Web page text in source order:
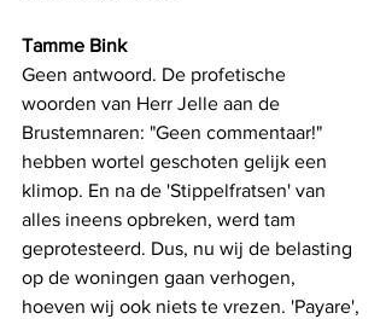
Tamme Bink
Geen antwoord. De profetische
woorden van Herr Jelle aan de
Brustemnaren: "Geen commentaar!"
hebben wortel geschoten gelijk een
klimop. En na de 'Stippelfratsen' van
alles ineens opbreken, werd tam
geprotesteerd. Dus, nu wij de belasting
op de woningen gaan verhogen,
hoeven wij ook niets te vrezen. 'Payare',